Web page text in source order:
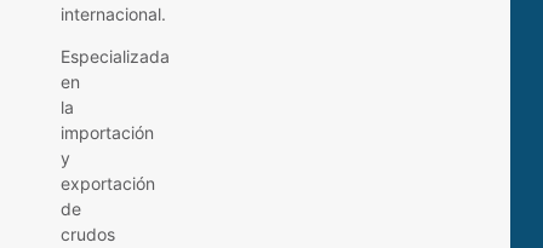
internacional.
Especializada
en
la
importación
y
exportación
de
crudos